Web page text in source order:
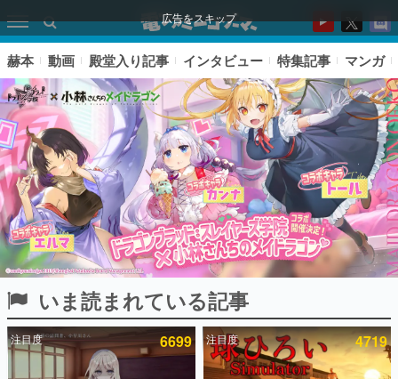
広告をスキップ
ピックアップ
電ファミのいま読まれている記事ランキング
赫本 動画 殿堂入り記事 インタビュー 特集記事 マンガ
いま読まれている記事
注目度 6699 注目度 4719